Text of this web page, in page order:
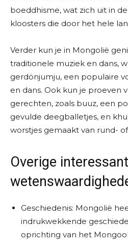
boeddhisme, wat zich uit in
kloosters die door het hele
Verder kun je in Mongolië
traditionele muziek en dans,
gerdönjumju, een populaire
en dans. Ook kun je proeven
gerechten, zoals buuz, een
gevulde deegballetjes, en
worstjes gemaakt van rund-
Overige
Geschiedenis: Mongolië
indrukwekkende
oprichting van het